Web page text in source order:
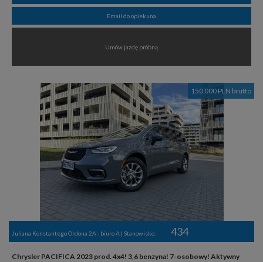
Email do opiekuna
Umów jazdę próbną
150 000 PLN brutto
Juliana Konstantego Ordona 2A - biuro A | Stanowisko: 434
Chrysler PACIFICA 2023 prod. 4x4! 3,6 benzyna! 7-osobowy! Aktywny